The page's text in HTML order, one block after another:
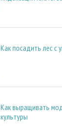
Как посадить лес с
Как выращивать
культуры